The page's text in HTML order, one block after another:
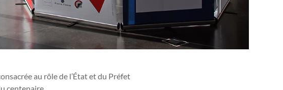
au rôle de l’État et du Préfet